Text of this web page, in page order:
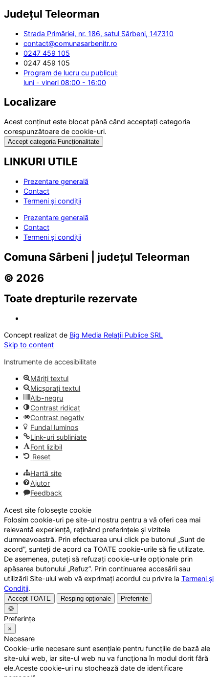
Județul Teleorman
Strada Primăriei, nr. 186, satul Sârbeni, 147310
contact@comunasarbenitr.ro
0247 459 105
0247 459 105
Program de lucru cu publicul:
luni - vineri 08:00 - 16:00
Localizare
Acest conținut este blocat până când acceptați categoria
corespunzătoare de cookie-uri.
Accept categoria Funcționalitate
LINKURI UTILE
Prezentare generală
Contact
Termeni și condiții
Prezentare generală
Contact
Termeni și condiții
Comuna Sârbeni | județul Teleorman
© 2026
Toate drepturile rezervate
Concept realizat de Big Media Relații Publice SRL
Skip to content
Instrumente de accesibilitate
Măriți textul
Micșorați textul
Alb-negru
Contrast ridicat
Contrast negativ
Fundal luminos
Link-uri subliniate
Font lizibil
Reset
Hartă site
Ajutor
Feedback
Acest site folosește cookie
Folosim cookie-uri pe site-ul nostru pentru a vă oferi cea mai
relevantă experiență, reținând preferințele și vizitele
dumneavoastră. Prin efectuarea unui click pe butonul „Sunt de
acord”, sunteți de acord ca TOATE cookie-urile să fie utilizate.
De asemenea, puteți să refuzați cookie-urile opționale prin
apăsarea butonului „Refuz”. Prin continuarea accesării sau
utilizării Site-ului web vă exprimați acordul cu privire la Termeni și
Condiții.
Accept TOATE Resping opționale
Preferințe
🍪
Preferințe
×
Necesare
Cookie-urile necesare sunt esențiale pentru funcțiile de bază ale
site-ului web, iar site-ul web nu va funcționa în modul dorit fără
ele.Aceste cookie-uri nu stochează date de identificare